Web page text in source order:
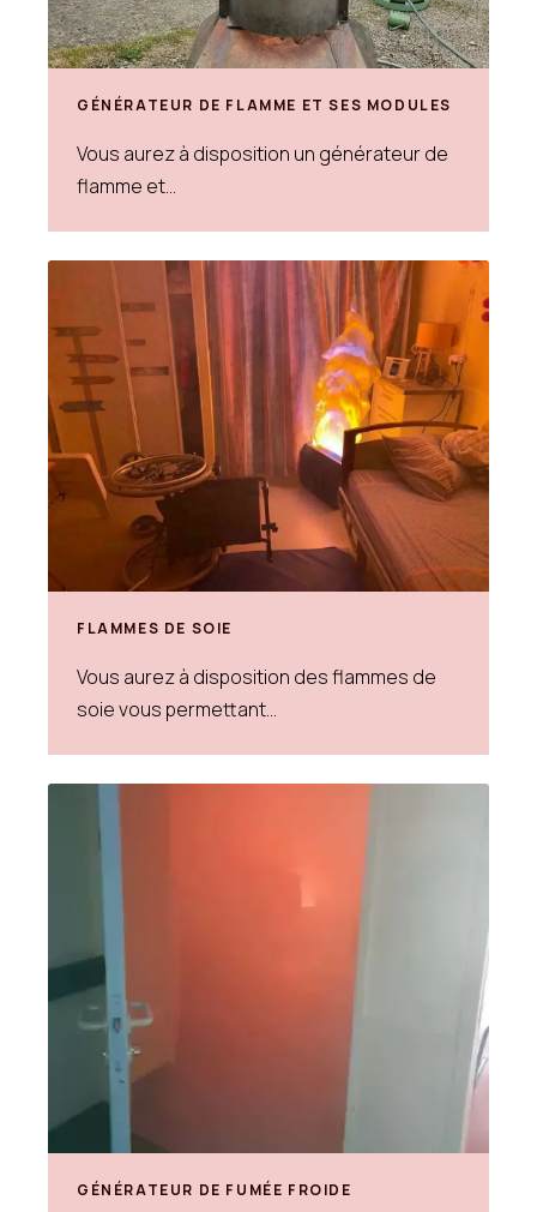
GÉNÉRATEUR DE FLAMME ET SES MODULES
Vous aurez à disposition un générateur de
flamme et...
FLAMMES DE SOIE
Vous aurez à disposition des flammes de
soie vous permettant...
GÉNÉRATEUR DE FUMÉE FROIDE